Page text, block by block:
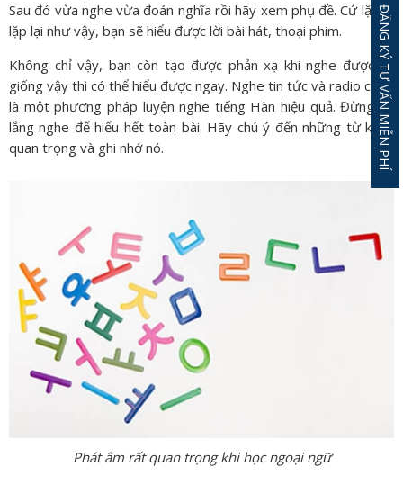
Sau đó vừa nghe vừa đoán nghĩa rồi hãy xem phụ đề. Cứ lặp đi
lặp lại như vậy, bạn sẽ hiểu được lời bài hát, thoại phim.
Không chỉ vậy, bạn còn tạo được phản xạ khi nghe được từ
giống vậy thì có thể hiểu được ngay. Nghe tin tức và radio cũng
là một phương pháp luyện nghe tiếng Hàn hiệu quả. Đừng cố
lắng nghe để hiểu hết toàn bài. Hãy chú ý đến những từ khóa
quan trọng và ghi nhớ nó.
Phát âm rất quan trọng khi học ngoại ngữ
ĐĂNG KÝ TƯ VẤN MIỄN PHÍ